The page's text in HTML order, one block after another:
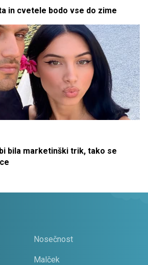
in cvetele bodo vse do zime
bila marketinški trik, tako se
Nosečnost
Malček